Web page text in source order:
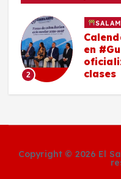
2
en
clases
Copyright © 2026 El